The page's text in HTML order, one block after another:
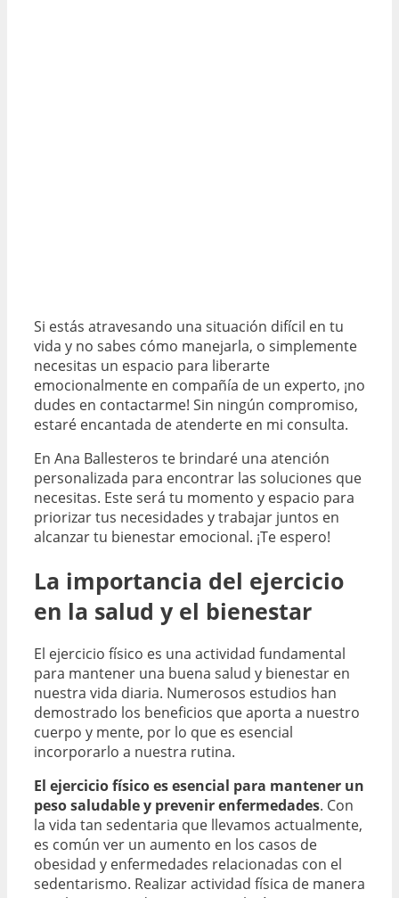
Si estás atravesando una situación difícil en tu
vida y no sabes cómo manejarla, o simplemente
necesitas un espacio para liberarte
emocionalmente en compañía de un experto, ¡no
dudes en contactarme! Sin ningún compromiso,
estaré encantada de atenderte en mi consulta.
En Ana Ballesteros te brindaré una atención
personalizada para encontrar las soluciones que
necesitas. Este será tu momento y espacio para
priorizar tus necesidades y trabajar juntos en
alcanzar tu bienestar emocional. ¡Te espero!
La importancia del ejercicio
en la salud y el bienestar
El ejercicio físico es una actividad fundamental
para mantener una buena salud y bienestar en
nuestra vida diaria. Numerosos estudios han
demostrado los beneficios que aporta a nuestro
cuerpo y mente, por lo que es esencial
incorporarlo a nuestra rutina.
El ejercicio físico es esencial para mantener un
peso saludable y prevenir enfermedades. Con
la vida tan sedentaria que llevamos actualmente,
es común ver un aumento en los casos de
obesidad y enfermedades relacionadas con el
sedentarismo. Realizar actividad física de manera